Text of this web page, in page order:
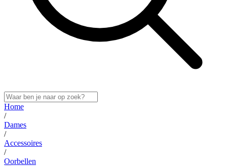
Home
/
Dames
/
Accessoires
/
Oorbellen